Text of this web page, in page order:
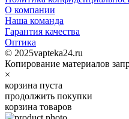
О компании
Наша команда
Гарантия качества
Оптика
© 2025vapteka24.ru
Копирование материалов
×
корзина пуста
продолжить покупки
корзина товаров